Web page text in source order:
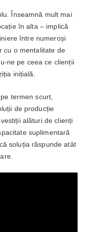
Înseamnă mult mai
în alta – implică
între numeroși
cu o mentalitate de
ne pe ceea ce clienții
inițială.
termen scurt,
de producție
alături de clienți
suplimentară
soluția răspunde atât